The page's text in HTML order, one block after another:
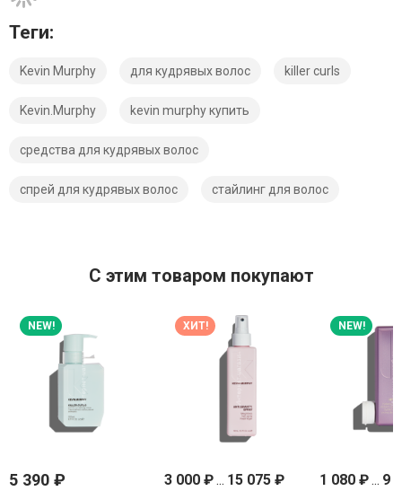
Теги:
Kevin Murphy для кудрявых волос killer curls
Kevin.Murphy kevin murphy купить
средства для кудрявых волос
спрей для кудрявых волос стайлинг для волос
C этим товаром покупают
NEW!
5 390 ₽
ХИТ!
3 000 ₽... 15 075 ₽
NEW!
1 080 ₽... 9